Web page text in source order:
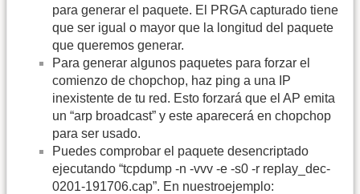
para generar el paquete. El PRGA capturado tiene
que ser igual o mayor que la longitud del paquete
que queremos generar.
Para generar algunos paquetes para forzar el
comienzo de chopchop, haz ping a una IP
inexistente de tu red. Esto forzará que el AP emita
un “arp broadcast” y este aparecerá en chopchop
para ser usado.
Puedes comprobar el paquete desencriptado
ejecutando “tcpdump -n -vvv -e -s0 -r replay_dec-
0201-191706.cap”. En nuestroejemplo: